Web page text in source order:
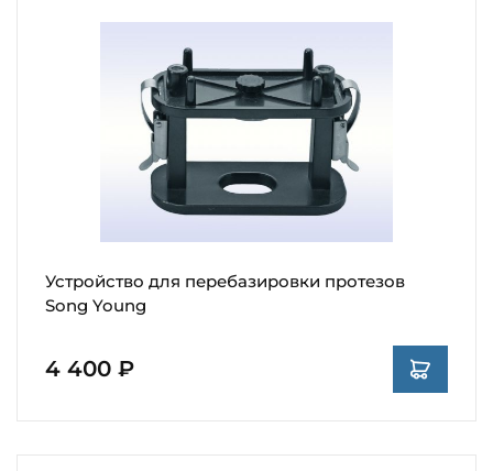
Устройство для перебазировки протезов
Song Young
4 400 ₽